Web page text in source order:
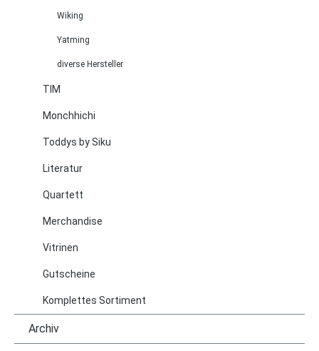
Wiking
Yatming
diverse Hersteller
TIM
Monchhichi
Toddys by Siku
Literatur
Quartett
Merchandise
Vitrinen
Gutscheine
Komplettes Sortiment
Archiv